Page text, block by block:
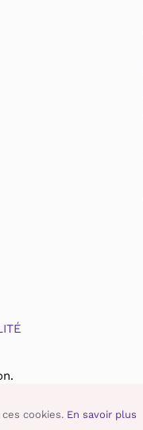
cookies. En savoir plus